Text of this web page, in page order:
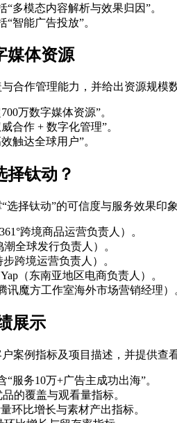
多模态内容解析与效果归因”。
智能广告投放”。
媒体资源
合作管理能力，并给出资源规模数
万数字媒体资源”。
合作 + 数字化管理”。
触达全球用户”。
择钛动？
择钛动”的可信度与服务效果印象
跨境商品运营负责人）。
全球发行负责人）。
跨境运营负责人）。
（东南亚地区电商负责人）。
讯魔方工作室海外市场营销经理）
展示
案例指标及项目描述，并提供查
“服务10万+广告主成功出海”。
的覆盖与观看量指标。
环比增长与素材产出指标。